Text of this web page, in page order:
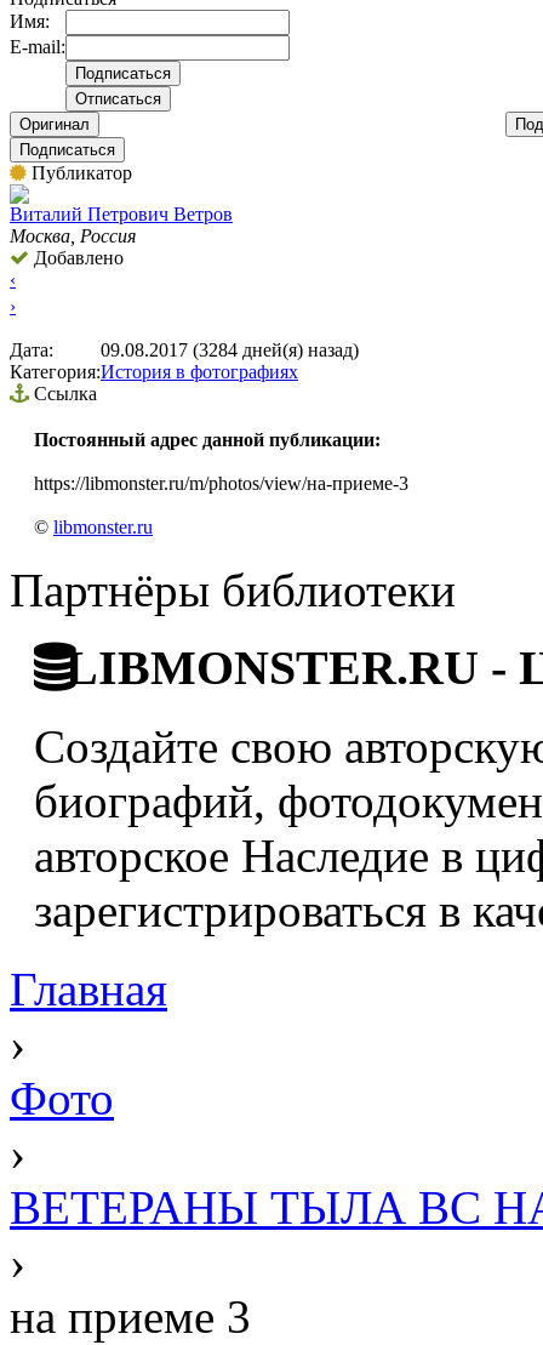
Имя:
E-mail:
Оригинал
Подписаться
Публикатор
Виталий Петрович Ветров
Москва, Россия
Добавлено
‹
›
Дата:
09.08.2017 (3284 дней(я) назад)
Категория:История в фотографиях
Ссылка
Постоянный адрес данной публикации:
https://libmonster.ru/m/photos/view/на-приеме-3
© libmonster.ru
Партнёры библиотеки
LIBMONSTER.RU -
Создайте свою
биографий,
авторское Наследие в
зарегистрироваться в
Главная
›
Фото
›
ВЕТЕРАНЫ ТЫЛА ВС
›
на приеме 3